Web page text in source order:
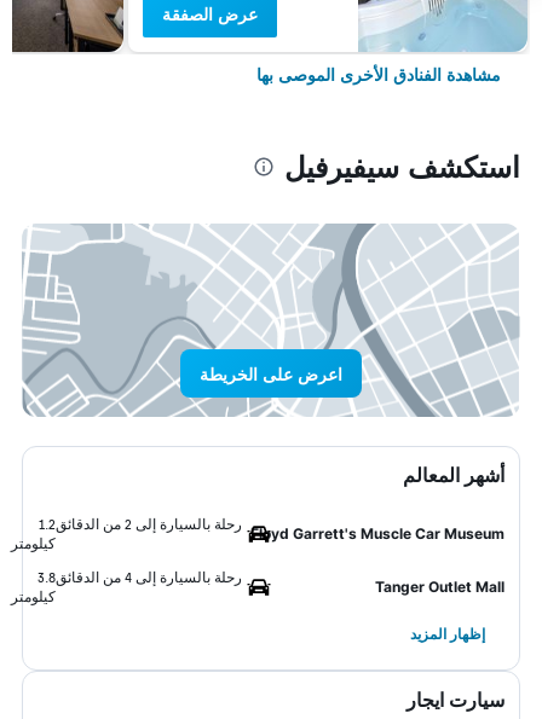
عرض الصفقة
مشاهدة الفنادق الأخرى الموصى بها
استكشف سيفيرفيل
اعرض على الخريطة
أشهر المعالم
Floyd Garrett's Muscle Car Museum
رحلة بالسيارة إلى 2 من الدقائق
1.2
كيلومتر
Tanger Outlet Mall
رحلة بالسيارة إلى 4 من الدقائق
3.8
كيلومتر
إظهار المزيد
سيارت ايجار